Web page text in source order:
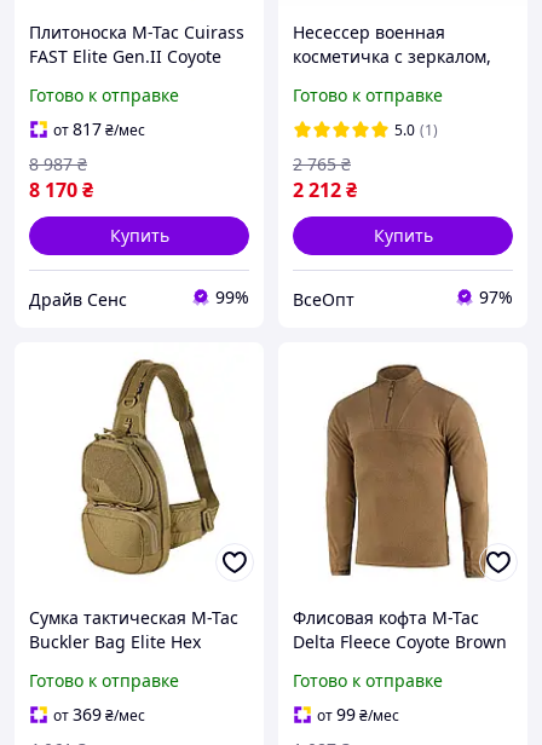
Плитоноска M-Tac Cuirass
FAST Elite Gen.II Coyote
Molle системой 1037-DS
Готово к отправке
от817₴/мес
8 170₴
8 987 ₴
Купить
Драйв Сенс 99%
Несессер военная
косметичка с зеркалом,
туалетных вещей M-Tac
Elite Gen II Multicam, цвет
Готово к отправке
5.0 (1)
2 212₴
2 765 ₴
Купить
ВсеОпт 97%
Сумка тактическая M-Tac
Buckler Bag Elite Hex
платформой и
отделением для оружия
1014-TD
Готово к отправке
от369₴/мес
Флисовая кофта M-Tac
Delta Fleece Coyote Brown
большой палец 2XL (7000-
vart)
Готово к отправке
от99₴/мес